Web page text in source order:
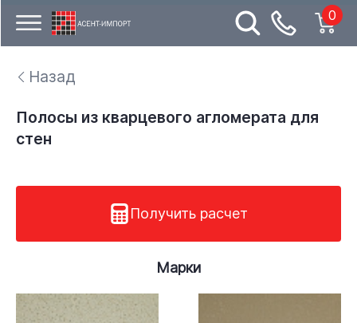
0
Назад
Полосы из кварцевого агломерата для
стен
Получить расчет
Марки